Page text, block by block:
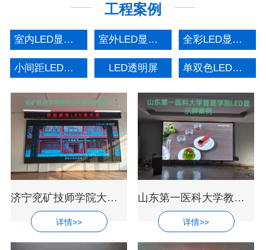
工程案例
室内LED显示屏 室外LED显示屏 全彩LED显示屏
小间距LED显示屏 LED透明屏 单双色LED显示屏
济宁兖矿技师学院大厅超高清LED电子显示
详情>>
山东第一医科大学教室会议中心LED全彩显
详情>>